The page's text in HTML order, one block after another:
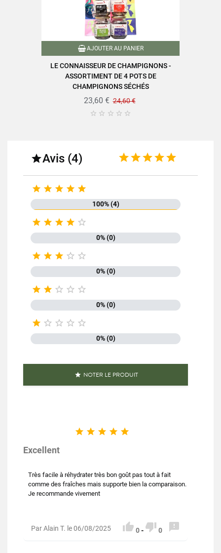
AJOUTER AU PANIER
LE CONNAISSEUR DE CHAMPIGNONS -
ASSORTIMENT DE 4 POTS DE
CHAMPIGNONS SÉCHÉS
23,60 € 24,60 €
    
Avis (4)
    
100% (4)
    
0% (0)
    
0% (0)
    
0% (0)
    
0% (0)
 NOTER LE PRODUIT
    
Excellent
Très facile à réhydrater très bon goût pas tout à fait
comme des fraîches mais supporte bien la comparaison.
Je recommande vivement
Par Alain T. le 06/08/2025  0-  0 